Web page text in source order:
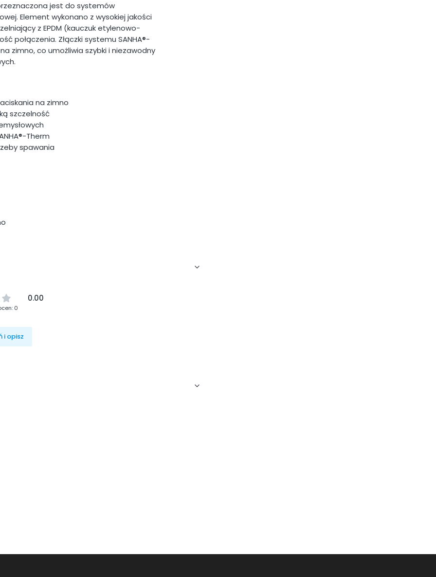
jest do systemów
Element wykonano z wysokiej jakości
z EPDM (kauczuk etylenowo-
połączenia. Złączki systemu SANHA®-
zimno, co umożliwia szybki i niezawodny
na zimno
szczelność
Therm
spawania
0.00
0
i opisz